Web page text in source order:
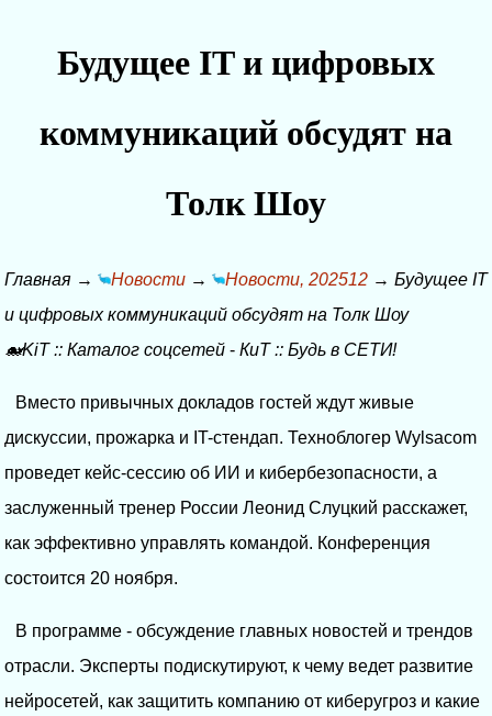
Будущее IT и цифровых
коммуникаций обсудят на
Толк Шоу
Главная → Новости → Новости, 202512 → Будущее IT
и цифровых коммуникаций обсудят на Толк Шоу
🐋KiT:: Каталог соцсетей - КиТ:: Будь в СЕТИ!
Вместо привычных докладов гостей ждут живые
дискуссии, прожарка и IT-стендап. Техноблогер Wylsacom
проведет кейс-сессию об ИИ и кибербезопасности, а
заслуженный тренер России Леонид Слуцкий расскажет,
как эффективно управлять командой. Конференция
состоится 20 ноября.
В программе - обсуждение главных новостей и трендов
отрасли. Эксперты подискутируют, к чему ведет развитие
нейросетей, как защитить компанию от киберугроз и какие